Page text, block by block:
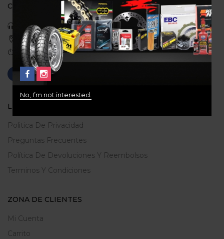
No, I’m not interested.
CONTACTO
Celular: 3113422933
Medellin, Colombia
Correo: gerencia@ridershouse.co
LEGALES
Politica De Privacidad
Preguntas Frecuentes
Política De Devoluciones Y Reembolsos
Terminos Y Condiciones
ZONA DE CLIENTES
Mi Cuenta
Carrito